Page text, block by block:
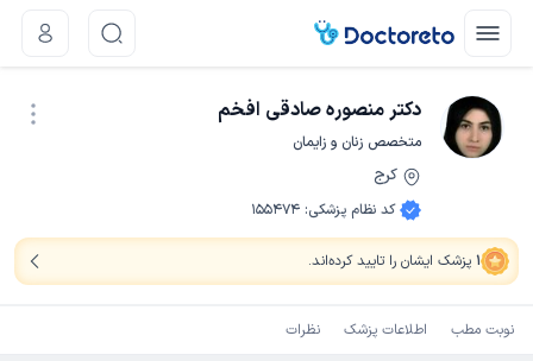
دکتر منصوره صادقی افخم
متخصص زنان و زایمان
کرج
کد نظام پزشکی:
155474
1 پزشک ایشان را تایید کرده‌اند.
نوبت مطب اطلاعات پزشک نظرات